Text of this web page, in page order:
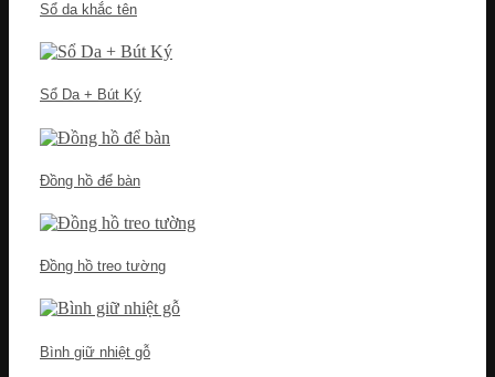
Sổ da khắc tên
Sổ Da + Bút Ký
Đồng hồ để bàn
Đồng hồ treo tường
Bình giữ nhiệt gỗ